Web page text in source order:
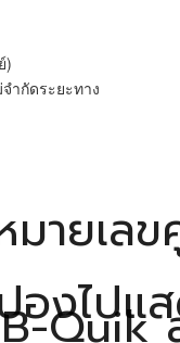
)
ำกัดระยะทาง
มายเ
องไปแ
Quik